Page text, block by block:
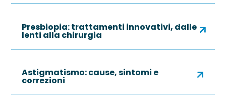
Presbiopia: trattamenti innovativi, dalle
lenti alla chirurgia
Astigmatismo: cause, sintomi e
correzioni